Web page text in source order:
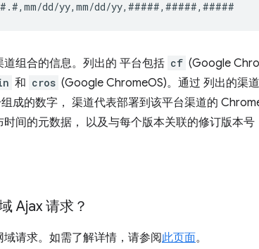
组合的信息。列出的 平台包括 cf (Google
和 cros (Google ChromeOS)。通过 列出的渠
成的数字， 渠道代表部署到该平台渠道的
间的元数据， 以及与每个版本关联的修订版本号
Ajax 请求？
请求。如需了解详情，请参阅此页面。